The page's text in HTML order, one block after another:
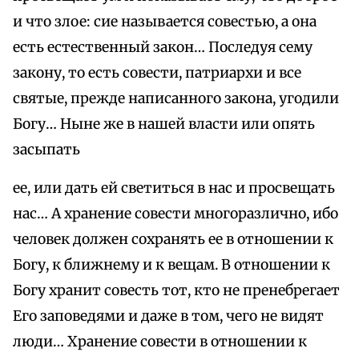
и что злое: сие называется совестью, а она
есть естественный закон… Последуя сему
закону, то есть совести, патриархи и все
святые, прежде написанного закона, угодили
Богу… Ныне же в нашей власти или опять
засыпать
ее, или дать ей светиться в нас и просвещать
нас… А хранение совести многоразлично, ибо
человек должен сохранять ее в отношении к
Богу, к ближнему и к вещам. В отношении к
Богу хранит совесть тот, кто не пренебрегает
Его заповедями и даже в том, чего не видят
люди… Хранение совести в отношении к